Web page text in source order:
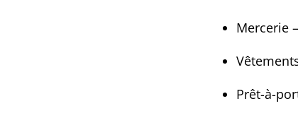
Mercerie
Prêt-à-